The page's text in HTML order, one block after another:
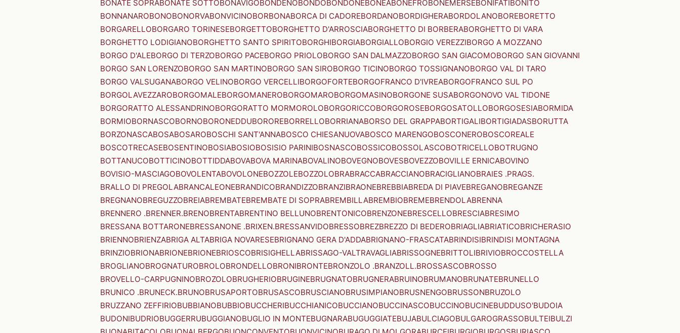
BONATE SOPRABONATE SOTTOBONAVIGOBONDENOBONDOBONDONEBONEABONEFROBONEMERSEBONIFATIBONITO
BONNANAROBONOBONORVABONVICINOBORBONABORCA DI CADOREBORDANOBORDIGHERABORDOLANOBOREBORETTO
BORGARELLOBORGARO TORINESEBORGETTOBORGHETTO D'ARROSCIABORGHETTO DI BORBERABORGHETTO DI VARA
BORGHETTO LODIGIANOBORGHETTO SANTO SPIRITOBORGHIBORGIABORGIALLOBORGIO VEREZZIBORGO A MOZZANO
BORGO D'ALEBORGO DI TERZOBORGO PACEBORGO PRIOLOBORGO SAN DALMAZZOBORGO SAN GIACOMOBORGO SAN GIOVANNI
BORGO SAN LORENZOBORGO SAN MARTINOBORGO SAN SIROBORGO TICINOBORGO TOSSIGNANOBORGO VAL DI TARO
BORGO VALSUGANABORGO VELINOBORGO VERCELLIBORGOFORTEBORGOFRANCO D'IVREABORGOFRANCO SUL PO
BORGOLAVEZZAROBORGOMALEBORGOMANEROBORGOMAROBORGOMASINOBORGONE SUSABORGONOVO VAL TIDONE
BORGORATTO ALESSANDRINOBORGORATTO MORMOROLOBORGORICCOBORGOROSEBORGOSATOLLOBORGOSESIABORMIDA
BORMIOBORNASCOBORNOBORONEDDUBOROREBORRELLOBORRIANABORSO DEL GRAPPABORTIGALIBORTIGIADASBORUTTA
BORZONASCABOSABOSAROBOSCHI SANT'ANNABOSCO CHIESANUOVABOSCO MARENGOBOSCONEROBOSCOREALE
BOSCOTRECASEBOSENTINOBOSIABOSIOBOSISIO PARINIBOSNASCOBOSSICOBOSSOLASCOBOTRICELLOBOTRUGNO
BOTTANUCOBOTTICINOBOTTIDDABOVABOVA MARINABOVALINOBOVEGNOBOVESBOVEZZOBOVILLE ERNICABOVINO
BOVISIO-MASCIAGOBOVOLENTABOVOLONEBOZZOLEBOZZOLOBRABRACCABRACCIANOBRACIGLIANOBRAIES .PRAGS.
BRALLO DI PREGOLABRANCALEONEBRANDICOBRANDIZZOBRANZIBRAONEBREBBIABREDA DI PIAVEBREGANOBREGANZE
BREGNANOBREGUZZOBREIABREMBATEBREMBATE DI SOPRABREMBILLABREMBIOBREMEBRENDOLABRENNA
BRENNERO .BRENNER.BRENOBRENTABRENTINO BELLUNOBRENTONICOBRENZONEBRESCELLOBRESCIABRESIMO
BRESSANA BOTTARONEBRESSANONE .BRIXEN.BRESSANVIDOBRESSOBREZBREZZO DI BEDEROBRIAGLIABRIATICOBRICHERASIO
BRIENNOBRIENZABRIGA ALTABRIGA NOVARESEBRIGNANO GERA D'ADDABRIGNANO-FRASCATABRINDISIBRINDISI MONTAGNA
BRINZIOBRIONABRIONEBRIONEBRIOSCOBRISIGHELLABRISSAGO-VALTRAVAGLIABRISSOGNEBRITTOLIBRIVIOBROCCOSTELLA
BROGLIANOBROGNATUROBROLOBRONDELLOBRONIBRONTEBRONZOLO .BRANZOLL.BROSSASCOBROSSO
BROVELLO-CARPUGNINOBROZOLOBRUGHERIOBRUGINEBRUGNATOBRUGNERABRUINOBRUMANOBRUNATEBRUNELLO
BRUNICO .BRUNECK.BRUNOBRUSAPORTOBRUSASCOBRUSCIANOBRUSIMPIANOBRUSNENGOBRUSSONBRUZOLO
BRUZZANO ZEFFIRIOBUBBIANOBUBBIOBUCCHERIBUCCHIANICOBUCCIANOBUCCINASCOBUCCINOBUCINEBUDDUSO'BUDOIA
BUDONIBUDRIOBUGGERRUBUGGIANOBUGLIO IN MONTEBUGNARABUGUGGIATEBUJABULCIAGOBULGAROGRASSOBULTEIBULZI